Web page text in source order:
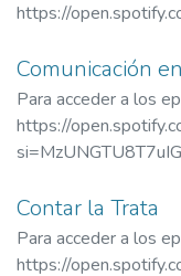
https://
Comunicación
Para acceder a los
https://
Contar la Trata
Para acceder a los
https://